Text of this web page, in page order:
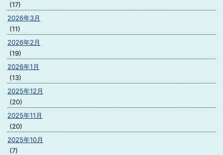
(17)
2026年3月
(11)
2026年2月
(19)
2026年1月
(13)
2025年12月
(20)
2025年11月
(20)
2025年10月
(7)